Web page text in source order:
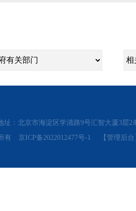
：北京市海淀区学清路9号汇智大厦3层
有 京ICP备2022012477号-1 【管理后